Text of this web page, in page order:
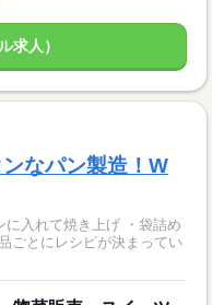
求人）
なパン製造！W
入れて焼き上げ ・袋詰め
ごとにレシピが決まってい